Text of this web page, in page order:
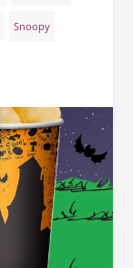
Snoopy